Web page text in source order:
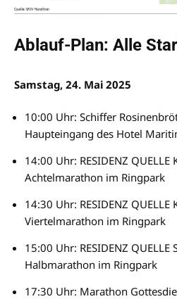
Ablauf-Plan: Alle
Samstag, 24. Mai 2025
10:00 Uhr: Schiffer
Haupteingang des Hotel
14:00 Uhr: RESIDENZ QUELLE
Achtelmarathon im Ringpark
14:30 Uhr: RESIDENZ QUELLE
Viertelmarathon im Ringpark
15:00 Uhr: RESIDENZ QUELLE
Halbmarathon im Ringpark
17:30 Uhr: Marathon